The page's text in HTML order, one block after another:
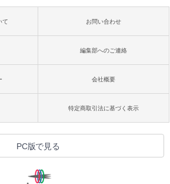
て お問い合わせ
編集部へのご連絡
会社概要
特定商取引法に基づく表示
PC版で見る